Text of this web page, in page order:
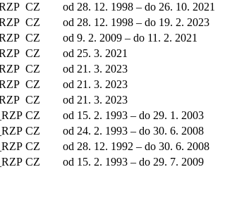
CZ
od 28. 12. 1998 – do 26. 10. 2021
CZ
od 28. 12. 1998 – do 19. 2. 2023
CZ
od 9. 2. 2009 – do 11. 2. 2021
CZ
od 25. 3. 2021
CZ
od 21. 3. 2023
CZ
od 21. 3. 2023
CZ
od 21. 3. 2023
CZ
od 15. 2. 1993 – do 29. 1. 2003
CZ
od 24. 2. 1993 – do 30. 6. 2008
CZ
od 28. 12. 1992 – do 30. 6. 2008
CZ od 15. 2. 1993 – do 29. 7. 2009